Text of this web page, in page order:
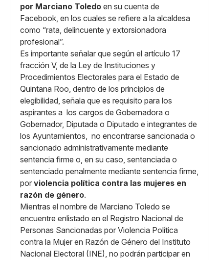
por Marciano Toledo en su cuenta de
Facebook, en los cuales se refiere a la alcaldesa
como “rata, delincuente y extorsionadora
profesional”.
Es importante señalar que según el artículo 17
fracción V, de la Ley de Instituciones y
Procedimientos Electorales para el Estado de
Quintana Roo, dentro de los principios de
elegibilidad, señala que es requisito para los
aspirantes a los cargos de Gobernadora o
Gobernador, Diputada o Diputado e integrantes de
los Ayuntamientos, no encontrarse sancionada o
sancionado administrativamente mediante
sentencia firme o, en su caso, sentenciada o
sentenciado penalmente mediante sentencia firme,
por violencia política contra las mujeres en
razón de género.
Mientras el nombre de Marciano Toledo se
encuentre enlistado en el Registro Nacional de
Personas Sancionadas por Violencia Política
contra la Mujer en Razón de Género del Instituto
Nacional Electoral (INE), no podrán participar en